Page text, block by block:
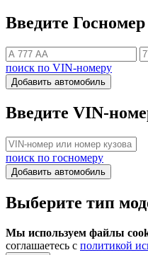
Введите Госномер
поиск по VIN-номеру
Добавить автомобиль
Введите VIN-
поиск по госномеру
Добавить автомобиль
Выберите тип
Мы используем файлы
соглашаетесь с политикой